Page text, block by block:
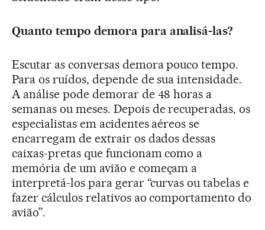
Quanto tempo demora para analisá-las?
Escutar as conversas demora pouco tempo.
Para os ruídos, depende de sua intensidade.
A análise pode demorar de 48 horas a
semanas ou meses. Depois de recuperadas, os
especialistas em acidentes aéreos se
encarregam de extrair os dados dessas
caixas-pretas que funcionam como a
memória de um avião e começam a
interpretá-los para gerar “curvas ou tabelas e
fazer cálculos relativos ao comportamento do
avião”.